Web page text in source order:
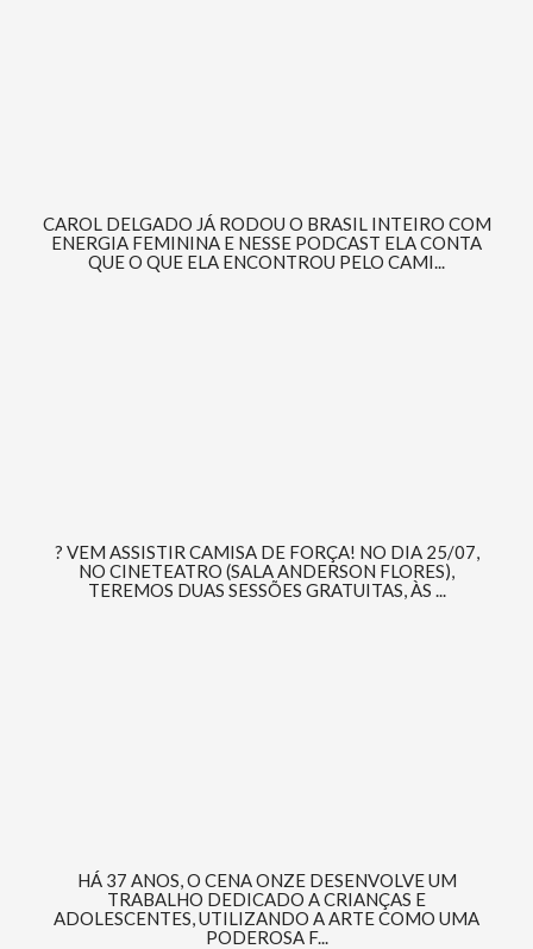
CAROL DELGADO JÁ RODOU O BRASIL INTEIRO COM
ENERGIA FEMININA E NESSE PODCAST ELA CONTA
QUE O QUE ELA ENCONTROU PELO CAMI...
? VEM ASSISTIR CAMISA DE FORÇA! NO DIA 25/07,
NO CINETEATRO (SALA ANDERSON FLORES),
TEREMOS DUAS SESSÕES GRATUITAS, ÀS ...
HÁ 37 ANOS, O CENA ONZE DESENVOLVE UM
TRABALHO DEDICADO A CRIANÇAS E
ADOLESCENTES, UTILIZANDO A ARTE COMO UMA
PODEROSA F...